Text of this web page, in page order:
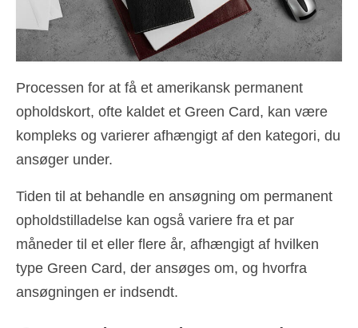
English
Eesti(Estonian)
Français(French)
Deutsch(German)
עברית(Hebrew )
Magyar Hungarian
Italiano(Italian)
Processen for at få et amerikansk permanent
opholdskort, ofte kaldet et Green Card, kan være
kompleks og varierer afhængigt af den kategori, du
ansøger under.
Tiden til at behandle en ansøgning om permanent
opholdstilladelse kan også variere fra et par
måneder til et eller flere år, afhængigt af hvilken
type Green Card, der ansøges om, og hvorfra
ansøgningen er indsendt.